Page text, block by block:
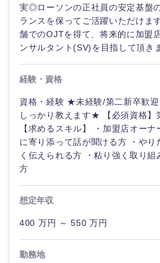
マーケテ
ィング
営業
サ
ビ
ス
クリエイ
ティブ
コンサル
タント
専門職
技術職
経営企画
政策渉外
サービス
専門職
技術職（IT）、Webサービス・
メディカル
食品・化粧品・アパレル・
メディカル・ヘルスケア・
金融
建設・不動産
倉庫・運輸・物流
小売・通販・外食
IT・通信
茨城県
千葉県
神奈川県
甲信越・北陸
こだわり条件を入力く
急募
上場企業
外資系企業
転勤なし
完全週休2日制
実◎ローソンの正社員の安定基盤
ランスを保ってご活躍いただけま
舗でのOJTを得て、将来的に加盟
ンサルタント(SV)を目指して頂き
経験・資格
資格・経験 ★未経験/第二新卒歓
しっかり教えます★ 【必須資格】
【求めるスキル】 ・加盟店オー
に寄り添って話が聞ける方 ・やり
く伝えられる方 ・粘り強く取り組
方
想定年収
400 万円 ～ 550 万円
勤務地